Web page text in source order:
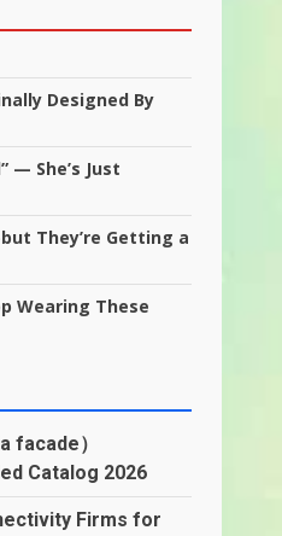
Designed By
— She’s Just
They’re Getting a
Wearing These
facade）
Catalog 2026
Firms for